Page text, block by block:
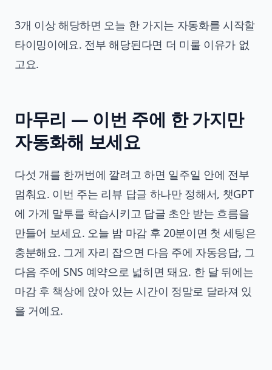
3개 이상 해당하면 오늘 한 가지는 자동화를 시작할
타이밍이에요. 전부 해당된다면 더 미룰 이유가 없
고요.
마무리 — 이번 주에 한 가지만
자동화해 보세요
다섯 개를 한꺼번에 깔려고 하면 일주일 안에 전부
멈춰요. 이번 주는 리뷰 답글 하나만 정해서, 챗GPT
에 가게 말투를 학습시키고 답글 초안 받는 흐름을
만들어 보세요. 오늘 밤 마감 후 20분이면 첫 세팅은
충분해요. 그게 자리 잡으면 다음 주에 자동응답, 그
다음 주에 SNS 예약으로 넓히면 돼요. 한 달 뒤에는
마감 후 책상에 앉아 있는 시간이 정말로 달라져 있
을 거예요.